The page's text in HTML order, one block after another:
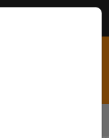
QUE CHEGAM